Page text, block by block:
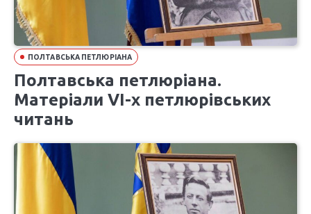
ПОЛТАВСЬКА ПЕТЛЮРІАНА
Полтавська петлюріана.
Матеріали VІ-х петлюрівських
читань